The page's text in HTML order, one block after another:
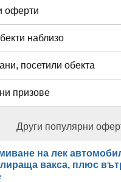
оферти
наблизо
посетили обекта
призове
Други популярни
на лек
вакса, плюс